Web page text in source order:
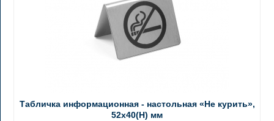
Табличка информационная - настольная «Не курить»,
52x40(H) мм